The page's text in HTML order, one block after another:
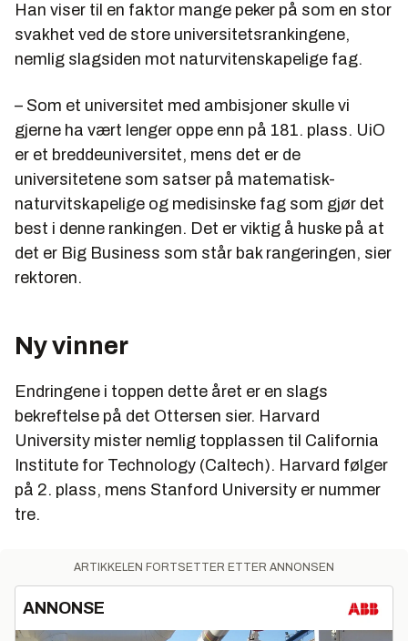
Han viser til en faktor mange peker på som en stor
svakhet ved de store universitetsrankingene,
nemlig slagsiden mot naturvitenskapelige fag.
– Som et universitet med ambisjoner skulle vi
gjerne ha vært lenger oppe enn på 181. plass. UiO
er et breddeuniversitet, mens det er de
universitetene som satser på matematisk-
naturvitskapelige og medisinske fag som gjør det
best i denne rankingen. Det er viktig å huske på at
det er Big Business som står bak rangeringen, sier
rektoren.
Ny vinner
Endringene i toppen dette året er en slags
bekreftelse på det Ottersen sier. Harvard
University mister nemlig topplassen til California
Institute for Technology (Caltech). Harvard følger
på 2. plass, mens Stanford University er nummer
tre.
ARTIKKELEN FORTSETTER ETTER ANNONSEN
ANNONSE